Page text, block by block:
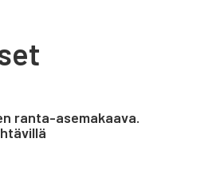
ranta-asemakaava.